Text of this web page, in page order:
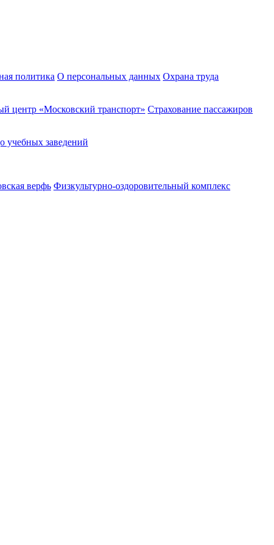
политика О персональных данных Охрана труда
центр «Московский транспорт» Страхование пассажиров
учебных заведений
верфь Физкультурно-оздоровительный комплекс